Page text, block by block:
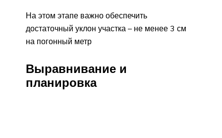
На этом этапе важно обеспечить
достаточный уклон участка – не менее 3 см
на погонный метр
Выравнивание и
планировка